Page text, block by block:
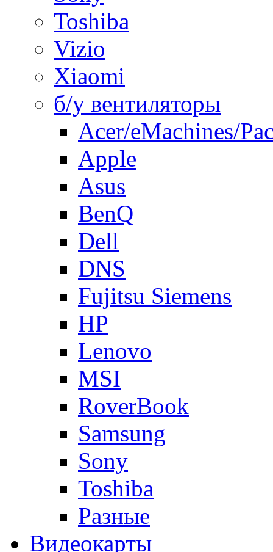
Toshiba
Vizio
Xiaomi
б/у вентиляторы
Acer/eMachines/
Apple
Asus
BenQ
Dell
DNS
Fujitsu Siemens
HP
Lenovo
MSI
RoverBook
Samsung
Sony
Toshiba
Разные
Видеокарты